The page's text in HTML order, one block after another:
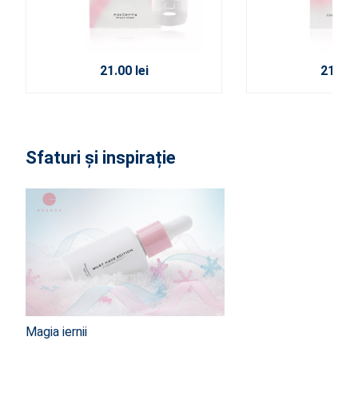
21.00 lei 21.00
Sfaturi și inspirație
Magia iernii